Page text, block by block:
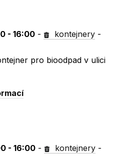
- 16:00 - kontejnery -
pro bioodpad v ulici
- 16:00 - kontejnery -